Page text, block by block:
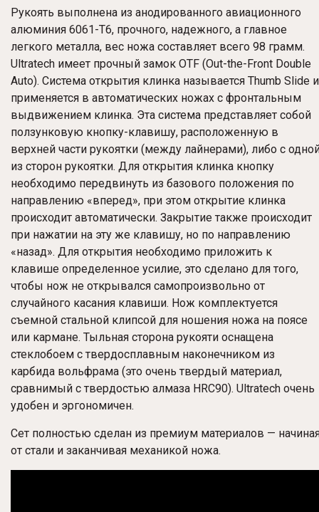
Рукоять выполнена из анодированного авиационного
алюминия 6061-T6, прочного, надежного, а главное
легкого металла, вес ножа составляет всего 98 грамм.
Ultratech имеет прочный замок OTF (Out-the-Front Double
Auto). Система открытия клинка называется Thumb Slide и
применяется в автоматических ножах с фронтальным
выдвижением клинка. Эта система представляет собой
ползунковую кнопку-клавишу, расположенную в
верхней части рукоятки (между лайнерами), либо с
из сторон рукоятки. Для открытия клинка кнопку
необходимо передвинуть из базового положения по
направлению «вперед», при этом открытие клинка
происходит автоматически. Закрытие также происходит
при нажатии на эту же клавишу, но по направлению
«назад». Для открытия необходимо приложить к
клавише определенное усилие, это сделано для того,
чтобы нож не открывался самопроизвольно от
случайного касания клавиши. Нож комплектуется
съемной стальной клипсой для ношения ножа на поясе
или кармане. Тыльная сторона рукояти оснащена
стеклобоем с твердосплавным наконечником из
карбида вольфрама (это очень твердый материал,
сравнимый с твердостью алмаза HRC90). Ultratech очень
удобен и эргономичен.
Сет полностью сделан из премиум материалов —
от стали и заканчивая механикой ножа.